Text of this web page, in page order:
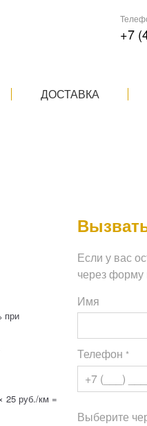
+7
ДОСТАВКА
при
25 руб./км =
Если у вас
через форму
Имя
Телефон *
Выберите